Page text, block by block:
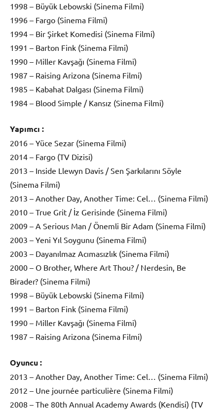
1998 – Büyük Lebowski (Sinema Filmi)
1996 – Fargo (Sinema Filmi)
1994 – Bir Şirket Komedisi (Sinema Filmi)
1991 – Barton Fink (Sinema Filmi)
1990 – Miller Kavşağı (Sinema Filmi)
1987 – Raising Arizona (Sinema Filmi)
1985 – Kabahat Dalgası (Sinema Filmi)
1984 – Blood Simple / Kansız (Sinema Filmi)
Yapımcı :
2016 – Yüce Sezar (Sinema Filmi)
2014 – Fargo (TV Dizisi)
2013 – Inside Llewyn Davis / Sen Şarkılarını Söyle
(Sinema Filmi)
2013 – Another Day, Another Time: Cel… (Sinema Filmi)
2010 – True Grit / İz Gerisinde (Sinema Filmi)
2009 – A Serious Man / Önemli Bir Adam (Sinema Filmi)
2003 – Yeni Yıl Soygunu (Sinema Filmi)
2003 – Dayanılmaz Acımasızlık (Sinema Filmi)
2000 – O Brother, Where Art Thou? / Nerdesin, Be
Birader? (Sinema Filmi)
1998 – Büyük Lebowski (Sinema Filmi)
1991 – Barton Fink (Sinema Filmi)
1990 – Miller Kavşağı (Sinema Filmi)
1987 – Raising Arizona (Sinema Filmi)
Oyuncu :
2013 – Another Day, Another Time: Cel… (Sinema Filmi)
2012 – Une journée particulière (Sinema Filmi)
2008 – The 80th Annual Academy Awards (Kendisi) (TV